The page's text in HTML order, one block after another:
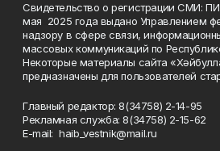
Свидетельство о регистрации СМИ:
мая 2025 года выдано Управлением
надзору в сфере связи,
массовых коммуникаций по
Некоторые материалы сайта
предназначены для пользователей
Главный редактор: 8(34758) 2-14-95
Рекламная служба: 8(34758) 2-15-62
Е-mаil: haib_vestnik@mail.ru